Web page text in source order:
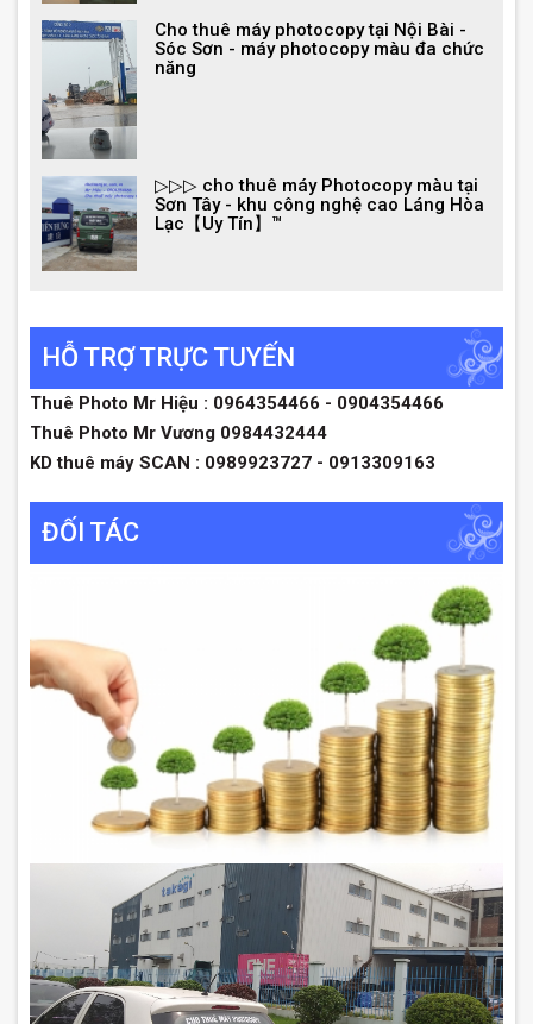
Cho thuê máy photocopy tại Nội Bài -
Sóc Sơn - máy photocopy màu đa chức
năng
▷▷▷ cho thuê máy Photocopy màu tại
Sơn Tây - khu công nghệ cao Láng Hòa
Lạc【Uy Tín】™
HỖ TRỢ TRỰC TUYẾN
Thuê Photo Mr Hiệu : 0964354466 - 0904354466
Thuê Photo Mr Vương 0984432444
KD thuê máy SCAN : 0989923727 - 0913309163
ĐỐI TÁC